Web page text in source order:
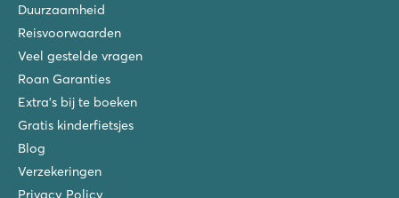
Duurzaamheid
Reisvoorwaarden
Veel gestelde vragen
Roan Garanties
Extra's bij te boeken
Gratis kinderfietsjes
Blog
Verzekeringen
Privacy Policy